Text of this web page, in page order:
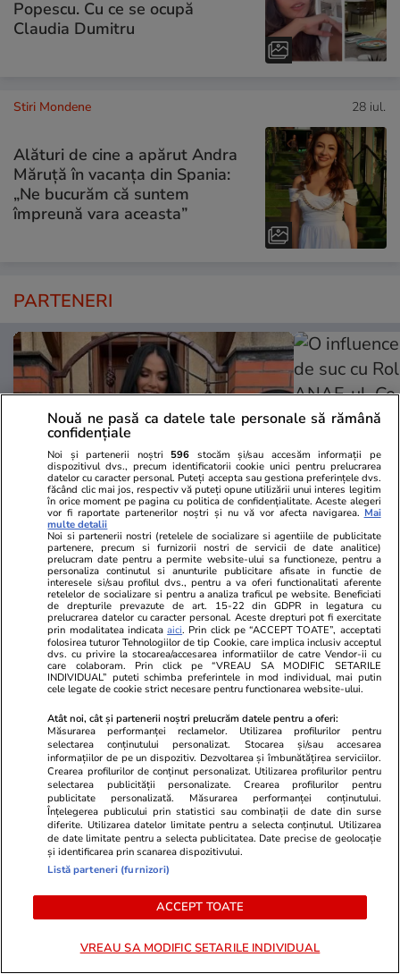
Popescu. Cu ce se ocupă
Claudia Dumitru
Stiri Mondene 28 iul.
Alături de cine a apărut Andra
Măruță în vacanța din Spania:
„Ne bucurăm că suntem
împreună vara aceasta”
PARTENERI
TVMania.ro
A rupt tăcerea fără nicio rușine!
Daniela Crudu spune totul despre
activitatea ei de pe platformele
pentru adulți: „Fac ce vreau, e
wow!”
O
de suc cu
ANAF-ul.
Simona
PARTENERI
Nouă ne pasă ca datele tale personale să rămână
confidențiale
Noi și partenerii noștri 596 stocăm și/sau accesăm informații pe
dispozitivul dvs., precum identificatorii cookie unici pentru prelucrarea
datelor cu caracter personal. Puteți accepta sau gestiona preferințele dvs.
făcând clic mai jos, respectiv vă puteți opune utilizării unui interes legitim
în orice moment pe pagina cu politica de confidențialitate. Aceste alegeri
vor fi raportate partenerilor noștri și nu vă vor afecta navigarea. Mai
multe detalii
Noi si partenerii nostri (retelele de socializare si agentiile de publicitate
partenere, precum si furnizorii nostri de servicii de date analitice)
prelucram date pentru a permite website-ului sa functioneze, pentru a
personaliza continutul si anunturile publicitare afisate in functie de
interesele si/sau profilul dvs., pentru a va oferi functionalitati aferente
retelelor de socializare si pentru a analiza traficul pe website. Beneficiati
de drepturile prevazute de art. 15-22 din GDPR in legatura cu
prelucrarea datelor cu caracter personal. Aceste drepturi pot fi exercitate
prin modalitatea indicataaici. Prin click pe “ACCEPT TOATE”, acceptati
folosirea tuturor Tehnologiilor de tip Cookie, care implica inclusiv acceptul
dvs. cu privire la stocarea/accesarea informatiilor de catre Vendor-ii cu
care colaboram. Prin click pe “VREAU SA MODIFIC SETARILE
INDIVIDUAL” puteti schimba preferintele in mod individual, mai putin
cele legate de cookie strict necesare pentru functionarea website-ului.
Atât noi, cât și partenerii noștri prelucrăm datele pentru a oferi:
Măsurarea performanței reclamelor. Utilizarea profilurilor pentru
selectarea conținutului personalizat. Stocarea și/sau accesarea
informațiilor de pe un dispozitiv. Dezvoltarea și îmbunătățirea serviciilor.
Crearea profilurilor de conținut personalizat. Utilizarea profilurilor pentru
selectarea publicității personalizate. Crearea profilurilor pentru
publicitate personalizată. Măsurarea performanței conținutului.
Înțelegerea publicului prin statistici sau combinații de date din surse
diferite. Utilizarea datelor limitate pentru a selecta conținutul. Utilizarea
de date limitate pentru a selecta publicitatea. Date precise de geolocație
și identificarea prin scanarea dispozitivului.
Listă parteneri (furnizori)
ACCEPT TOATE
VREAU SA MODIFIC SETARILE INDIVIDUAL